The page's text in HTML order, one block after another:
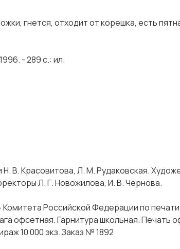
гнется, отходит от корешка, есть
- 289 с.: ил.
В. Красовитова, Л. М. Рудаковская.
Л. Г. Новожилова, И. В. Чернова.
Российской Федерации по
офсетная. Гарнитура школьная. Печать
10 000 экз. Заказ № 1892